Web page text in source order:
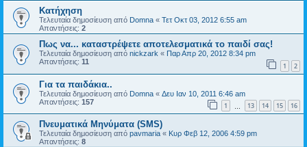
Κατήχηση
Τελευταία δημοσίευση από Domna « Τετ Οκτ 03, 2012 6:55 am
Απαντήσεις: 2
Πως να... καταστρέψετε αποτελεσματικά το παιδί σας!
Τελευταία δημοσίευση από nickzark « Παρ Απρ 20, 2012 8:34 pm
Απαντήσεις: 11 1 2
Για τα παιδάκια..
Τελευταία δημοσίευση από Domna « Δευ Ιαν 10, 2011 6:46 am
Απαντήσεις: 157 1 13 14 15 16
Πνευματικά Μηνύματα (SMS)
Τελευταία δημοσίευση από pavmaria « Κυρ Φεβ 12, 2006 4:59 pm
Απαντήσεις: 8